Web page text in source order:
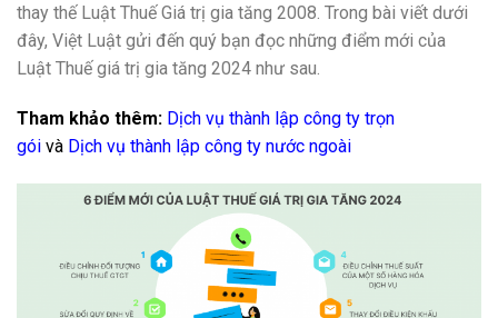
thay thế Luật Thuế Giá trị gia tăng 2008. Trong bài viết dưới
đây, Việt Luật gửi đến quý bạn đọc những điểm mới của
Luật Thuế giá trị gia tăng 2024 như sau.
Tham khảo thêm: Dịch vụ thành lập công ty trọn
gói và Dịch vụ thành lập công ty nước ngoài